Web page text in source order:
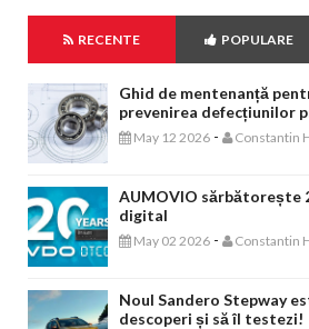
RECENTE POPULARE
Ghid de mentenanță
prevenirea defecțiunilor
May 12 2026 - Constantin
AUMOVIO sărbătorește
digital
May 02 2026 - Constantin
Noul Sandero Stepway
descoperi și să îl testezi!